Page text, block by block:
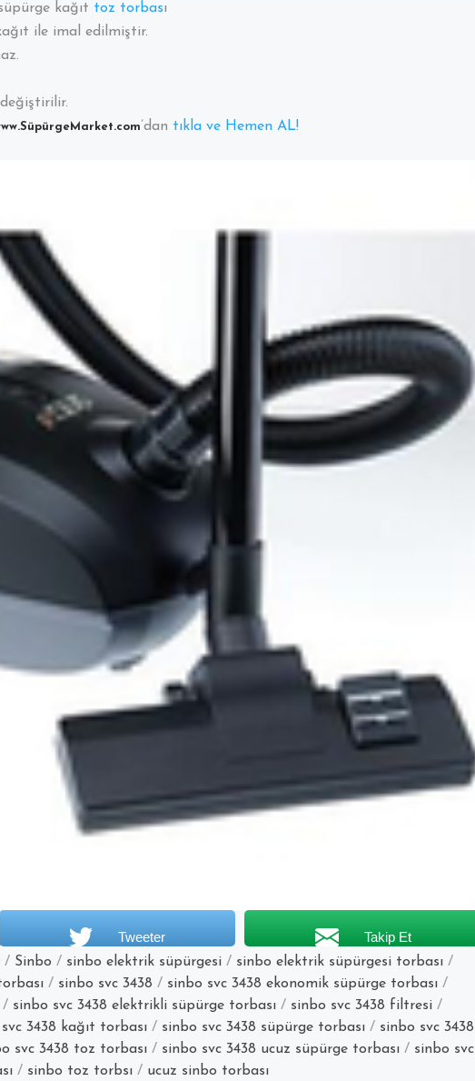
kağıt toz torbası
ile imal edilmiştir.
’dan tıkla ve Hemen AL!
Tweeter Takip Et
/ Sinbo / sinbo elektrik süpürgesi / sinbo elektrik süpürgesi torbası /
/ sinbo svc 3438 / sinbo svc 3438 ekonomik süpürge torbası /
/ sinbo svc 3438 elektrikli süpürge torbası / sinbo svc 3438 filtresi /
3438 kağıt torbası / sinbo svc 3438 süpürge torbası / sinbo svc 3438
svc 3438 toz torbası / sinbo svc 3438 ucuz süpürge torbası / sinbo svc
/ sinbo toz torbsı / ucuz sinbo torbası